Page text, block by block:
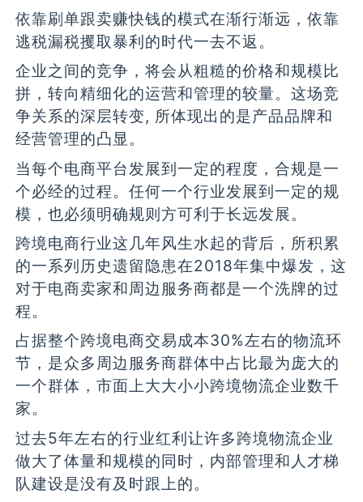
依靠刷单跟卖赚快钱的模式在渐行渐远，依靠
逃税漏税攫取暴利的时代一去不返。
企业之间的竞争，将会从粗糙的价格和规模比
拼，转向精细化的运营和管理的较量。这场竞
争关系的深层转变, 所体现出的是产品品牌和
经营管理的凸显。
当每个电商平台发展到一定的程度，合规是一
个必经的过程。任何一个行业发展到一定的规
模，也必须明确规则方可利于长远发展。
跨境电商行业这几年风生水起的背后，所积累
的一系列历史遗留隐患在2018年集中爆发，这
对于电商卖家和周边服务商都是一个洗牌的过
程。
占据整个跨境电商交易成本30%左右的物流环
节，是众多周边服务商群体中占比最为庞大的
一个群体，市面上大大小小跨境物流企业数千
家。
过去5年左右的行业红利让许多跨境物流企业
做大了体量和规模的同时，内部管理和人才梯
队建设是没有及时跟上的。